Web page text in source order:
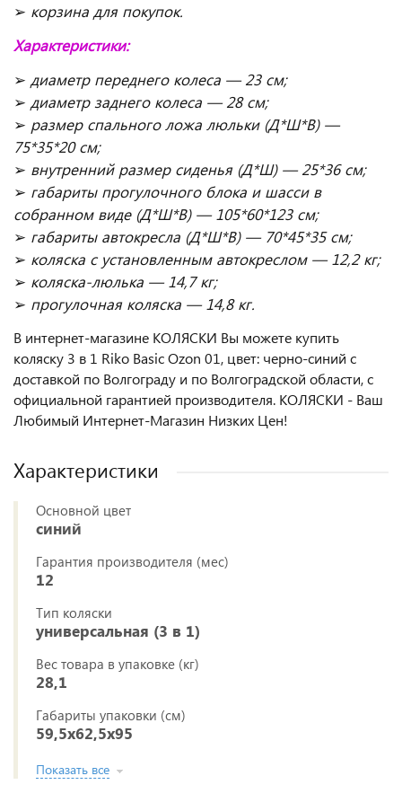
➢ корзина для покупок.
Характеристики:
➢ диаметр переднего колеса — 23 см;
➢ диаметр заднего колеса — 28 см;
➢ размер спального ложа люльки (Д*Ш*В) —
75*35*20 см;
➢ внутренний размер сиденья (Д*Ш) — 25*36 см;
➢ габариты прогулочного блока и шасси в
собранном виде (Д*Ш*В) — 105*60*123 см;
➢ габариты автокресла (Д*Ш*В) — 70*45*35 см;
➢ коляска с установленным автокреслом — 12,2 кг;
➢ коляска-люлька — 14,7 кг;
➢ прогулочная коляска — 14,8 кг.
В интернет-магазине КОЛЯСКИ Вы можете купить
коляску 3 в 1 Riko Basic Ozon 01, цвет: черно-синий с
доставкой по Волгограду и по Волгоградской области, с
официальной гарантией производителя. КОЛЯСКИ - Ваш
Любимый Интернет-Магазин Низких Цен!
Характеристики
Основной цвет
синий
Гарантия производителя (мес)
12
Тип коляски
универсальная (3 в 1)
Вес товара в упаковке (кг)
28,1
Габариты упаковки (см)
59,5x62,5x95
Показать все